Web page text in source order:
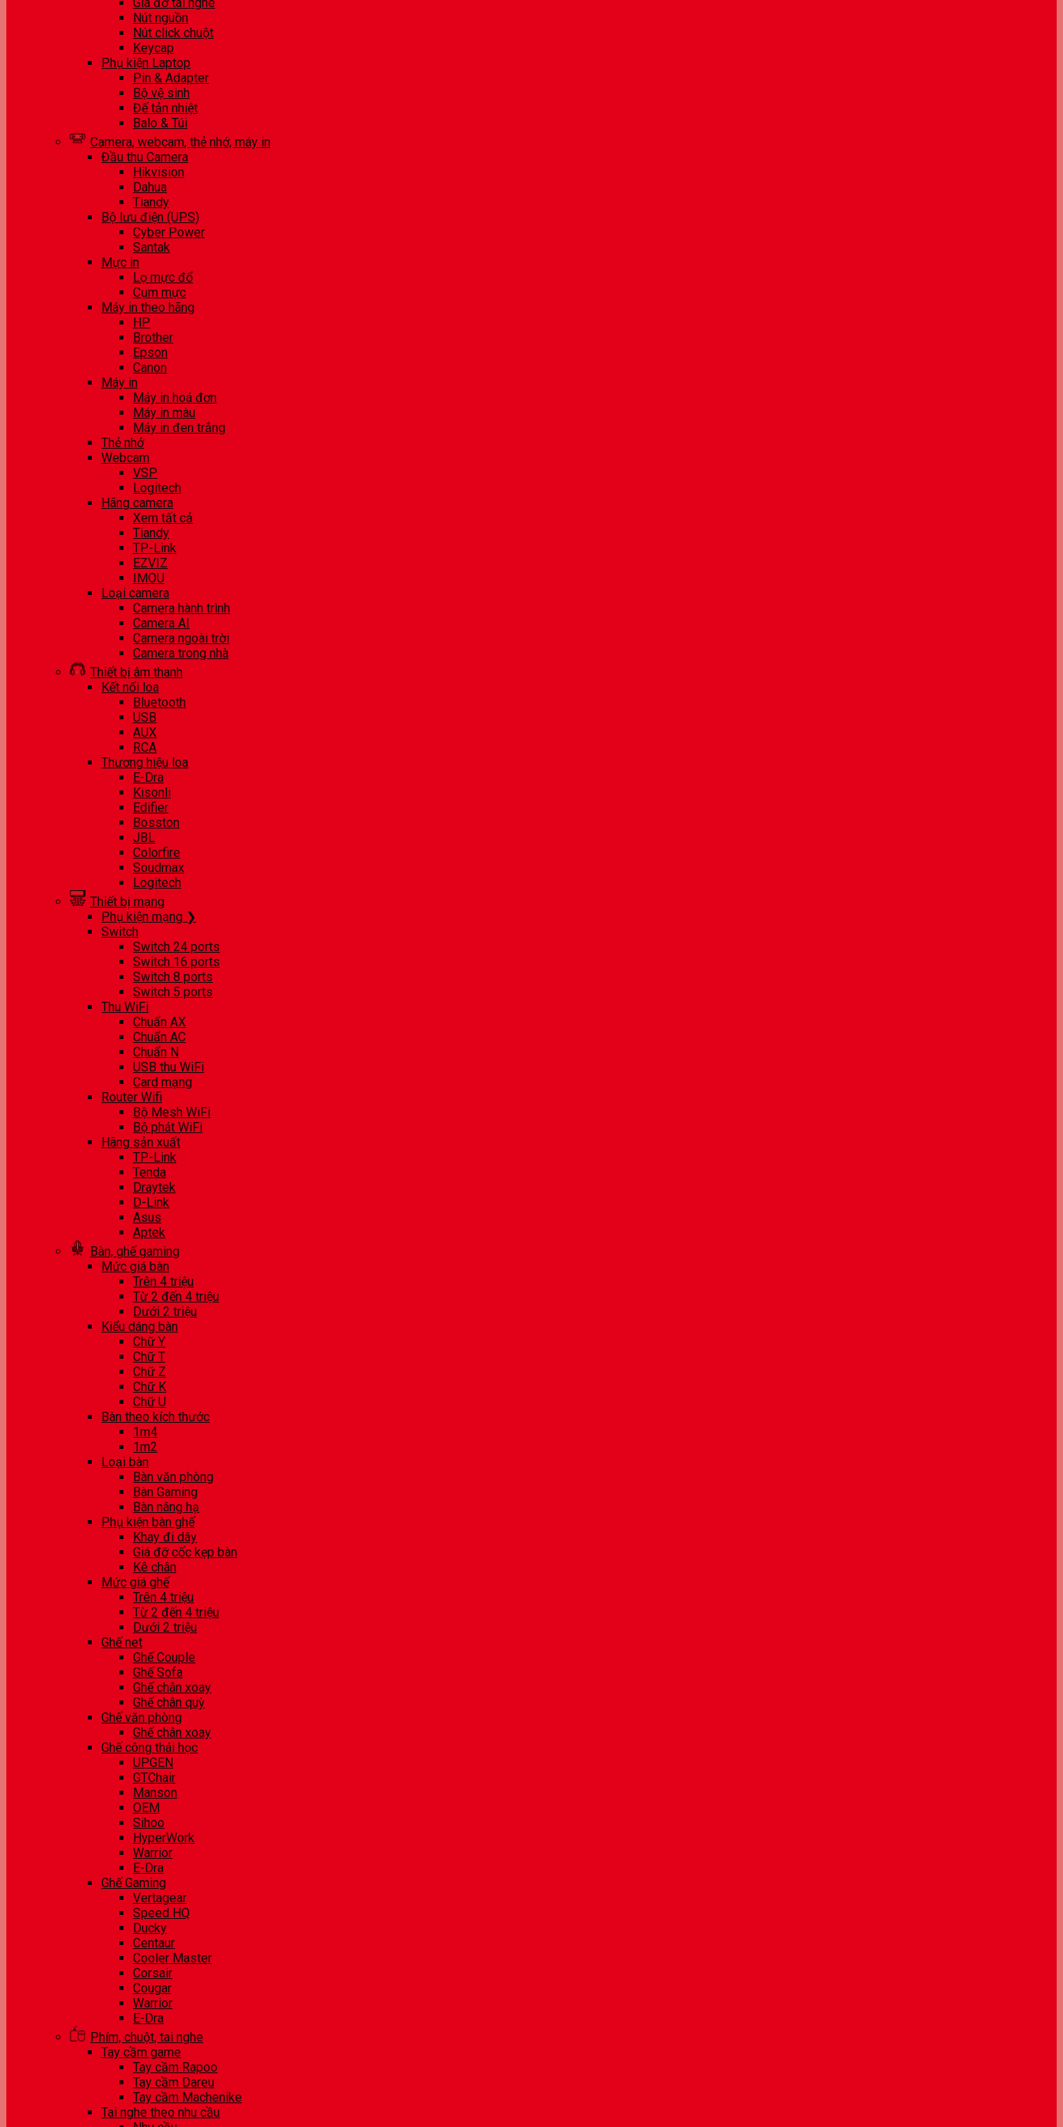
Nút nguồn
Nút click chuột
Keycap
Phụ kiện Laptop
Pin & Adapter
Bộ vệ sinh
Đế tản nhiệt
Balo & Túi
Camera, webcam, thẻ nhớ, máy in
Đầu thu Camera
Hikvision
Dahua
Tiandy
Bộ lưu điện (UPS)
Cyber Power
Santak
Mực in
Lọ mực đổ
Cụm mực
Máy in theo hãng
HP
Brother
Epson
Canon
Máy in
Máy in hoá đơn
Máy in màu
Máy in đen trắng
Thẻ nhớ
Webcam
VSP
Logitech
Hãng camera
Xem tất cả
Tiandy
TP-Link
EZVIZ
IMOU
Loại camera
Camera hành trình
Camera AI
Camera ngoài trời
Camera trong nhà
Thiết bị âm thanh
Kết nối loa
Bluetooth
USB
AUX
RCA
Thương hiệu loa
E-Dra
Kisonli
Edifier
Bosston
JBL
Colorfire
Soudmax
Logitech
Thiết bị mạng
Phụ kiện mạng ❯
Switch
Switch 24 ports
Switch 16 ports
Switch 8 ports
Switch 5 ports
Thu WiFi
Chuẩn AX
Chuẩn AC
Chuẩn N
USB thu WiFi
Card mạng
Router Wifi
Bộ Mesh WiFi
Bộ phát WiFi
Hãng sản xuất
TP-Link
Tenda
Draytek
D-Link
Asus
Aptek
Bàn, ghế gaming
Mức giá bàn
Trên 4 triệu
Từ 2 đến 4 triệu
Dưới 2 triệu
Kiểu dáng bàn
Chữ Y
Chữ T
Chữ Z
Chữ K
Chữ U
Bàn theo kích thước
1m4
1m2
Loại bàn
Bàn văn phòng
Bàn Gaming
Bàn nâng hạ
Phụ kiện bàn ghế
Khay đi dây
Giá đỡ cốc kẹp bàn
Kê chân
Mức giá ghế
Trên 4 triệu
Từ 2 đến 4 triệu
Dưới 2 triệu
Ghế net
Ghế Couple
Ghế Sofa
Ghế chân xoay
Ghế chân quỳ
Ghế văn phòng
Ghế chân xoay
Ghế công thái học
UPGEN
GTChair
Manson
OEM
Sihoo
HyperWork
Warrior
E-Dra
Ghế Gaming
Vertagear
Speed HQ
Ducky
Centaur
Cooler Master
Corsair
Cougar
Warrior
E-Dra
Phím, chuột, tai nghe
Tay cầm game
Tay cầm Rapoo
Tay cầm Dareu
Tay cầm Machenike
Tai nghe theo nhu cầu